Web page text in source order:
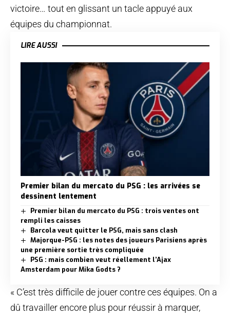
victoire… tout en glissant un tacle appuyé aux
équipes du championnat.
LIRE AUSSI
Premier bilan du mercato du PSG : les arrivées se
dessinent lentement
Premier bilan du mercato du PSG : trois ventes ont
rempli les caisses
Barcola veut quitter le PSG, mais sans clash
Majorque-PSG : les notes des joueurs Parisiens après
une première sortie très compliquée
PSG : mais combien veut réellement l’Ajax
Amsterdam pour Mika Godts ?
« C’est très difficile de jouer contre ces équipes. On a
dû travailler encore plus pour réussir à marquer,